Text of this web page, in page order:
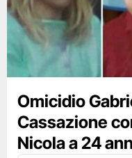
Omicidio
Cassazione
Nicola a 24